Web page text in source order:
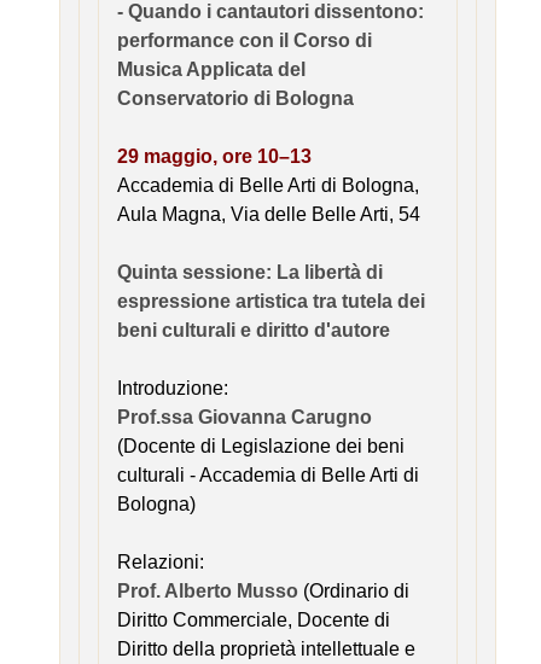
- Quando i cantautori dissentono:
performance con il Corso di
Musica Applicata del
Conservatorio di Bologna
29 maggio, ore 10–13
Accademia di Belle Arti di Bologna,
Aula Magna, Via delle Belle Arti, 54
Quinta sessione: La libertà di
espressione artistica tra tutela dei
beni culturali e diritto d'autore
Introduzione:
Prof.ssa Giovanna Carugno
(Docente di Legislazione dei beni
culturali - Accademia di Belle Arti di
Bologna)
Relazioni:
Prof. Alberto Musso (Ordinario di
Diritto Commerciale, Docente di
Diritto della proprietà intellettuale e